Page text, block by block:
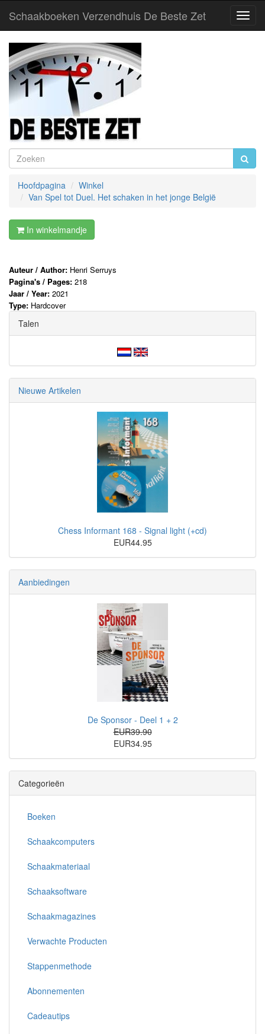
Schaakboeken Verzendhuis De Beste Zet
Hoofdpagina
Winkel
Van Spel tot Duel. Het schaken in het jonge België
In winkelmandje
Auteur / Author: Henri Serruys
Pagina's / Pages: 218
Jaar / Year: 2021
Type: Hardcover
Talen
Nieuwe Artikelen
Chess Informant 168 - Signal light (+cd)
EUR44.95
Aanbiedingen
De Sponsor - Deel 1 + 2
EUR39.90
EUR34.95
Categorieën
Boeken
Schaakcomputers
Schaakmateriaal
Schaaksoftware
Schaakmagazines
Verwachte Producten
Stappenmethode
Abonnementen
Cadeautips